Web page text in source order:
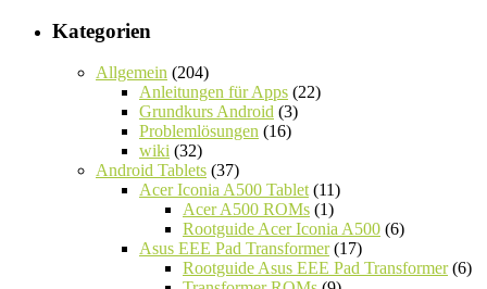
Kategorien
Allgemein (204)
Anleitungen für Apps (22)
Grundkurs Android (3)
Problemlösungen (16)
wiki (32)
Android Tablets (37)
Acer Iconia A500 Tablet (11)
Acer A500 ROMs (1)
Rootguide Acer Iconia A500 (6)
Asus EEE Pad Transformer(17)
Rootguide Asus EEE Pad Transformer(6)